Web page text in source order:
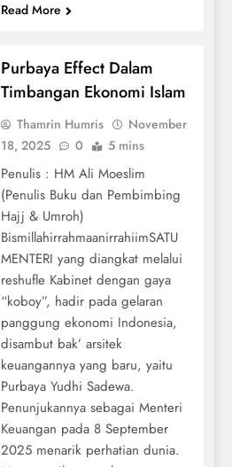
Read More
Purbaya Effect Dalam
Timbangan Ekonomi Islam
Thamrin Humris
November
18, 2025
0 5 mins
Penulis : HM Ali Moeslim
(Penulis Buku dan Pembimbing
Hajj & Umroh)
BismillahirrahmaanirrahiimSATU
MENTERI yang diangkat melalui
reshufle Kabinet dengan gaya
“koboy”, hadir pada gelaran
panggung ekonomi Indonesia,
disambut bak’ arsitek
keuangannya yang baru, yaitu
Purbaya Yudhi Sadewa.
Penunjukannya sebagai Menteri
Keuangan pada 8 September
2025 menarik perhatian dunia.